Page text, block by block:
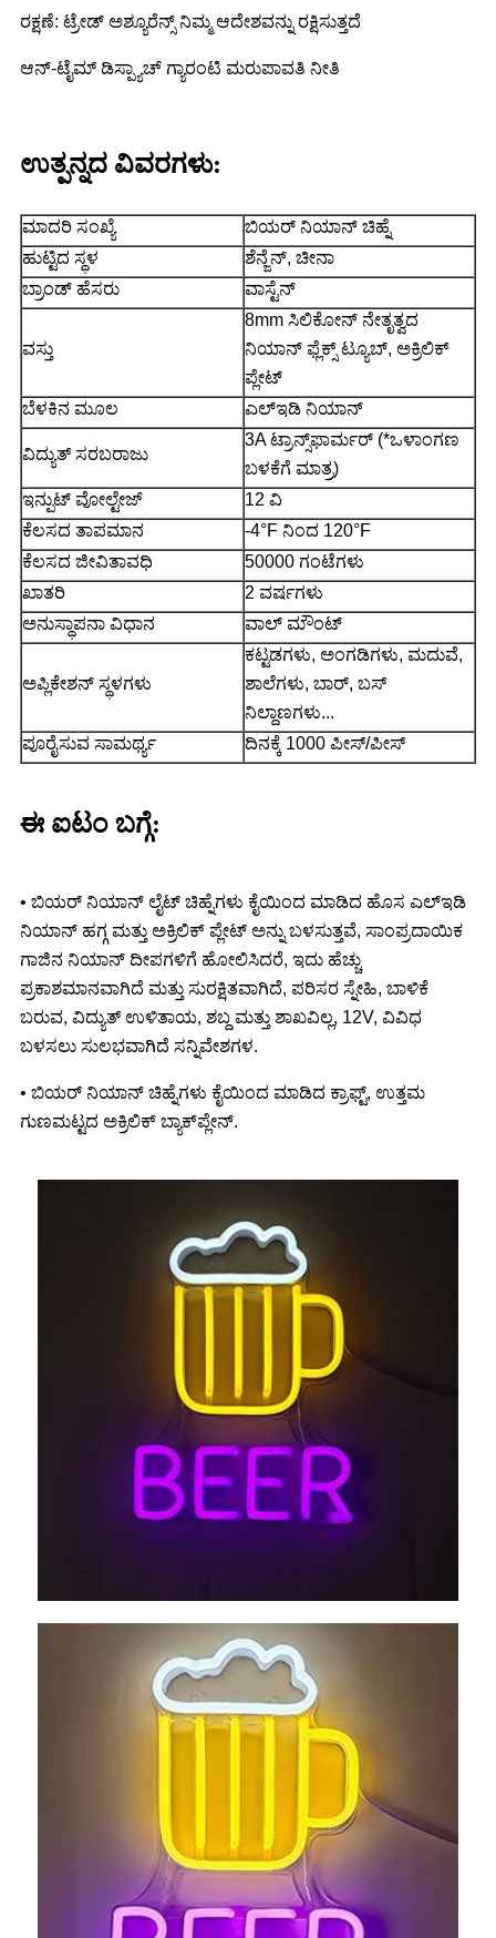
ರಕ್ಷಣೆ: ಟ್ರೇಡ್ ಅಶ್ಯೂರೆನ್ಸ್ ನಿಮ್ಮ ಆದೇಶವನ್ನು ರಕ್ಷಿಸುತ್ತದೆ
ಆನ್-ಟೈಮ್ ಡಿಸ್ಪ್ಯಾಚ್ ಗ್ಯಾರಂಟಿ ಮರುಪಾವತಿ ನೀತಿ
ಉತ್ಪನ್ನದ ವಿವರಗಳು:
ಮಾದರಿ ಸಂಖ್ಯೆ
ಬಿಯರ್ ನಿಯಾನ್ ಚಿಹ್ನೆ
ಹುಟ್ಟಿದ ಸ್ಥಳ
ಶೆನ್ಜೆನ್, ಚೀನಾ
ಬ್ರಾಂಡ್ ಹೆಸರು
ವಾಸ್ಟೆನ್
ವಸ್ತು
8mm ಸಿಲಿಕೋನ್ ನೇತೃತ್ವದ
ನಿಯಾನ್ ಫ್ಲೆಕ್ಸ್ ಟ್ಯೂಬ್, ಅಕ್ರಿಲಿಕ್
ಪ್ಲೇಟ್
ಬೆಳಕಿನ ಮೂಲ
ಎಲ್ಇಡಿ ನಿಯಾನ್
ವಿದ್ಯುತ್ ಸರಬರಾಜು
3A ಟ್ರಾನ್ಸ್‌ಫಾರ್ಮರ್ (*ಒಳಾಂಗಣ
ಬಳಕೆಗೆ ಮಾತ್ರ)
ಇನ್ಪುಟ್ ವೋಲ್ಟೇಜ್
12 ವಿ
ಕೆಲಸದ ತಾಪಮಾನ
-4°F ನಿಂದ 120°F
ಕೆಲಸದ ಜೀವಿತಾವಧಿ
50000 ಗಂಟೆಗಳು
ಖಾತರಿ
2 ವರ್ಷಗಳು
ಅನುಸ್ಥಾಪನಾ ವಿಧಾನ
ವಾಲ್ ಮೌಂಟ್
ಅಪ್ಲಿಕೇಶನ್ ಸ್ಥಳಗಳು
ಕಟ್ಟಡಗಳು, ಅಂಗಡಿಗಳು, ಮದುವೆ,
ಶಾಲೆಗಳು, ಬಾರ್, ಬಸ್
ನಿಲ್ದಾಣಗಳು...
ಪೂರೈಸುವ ಸಾಮರ್ಥ್ಯ
ದಿನಕ್ಕೆ 1000 ಪೀಸ್/ಪೀಸ್
ಈ ಐಟಂ ಬಗ್ಗೆ:
• ಬಿಯರ್ ನಿಯಾನ್ ಲೈಟ್ ಚಿಹ್ನೆಗಳು ಕೈಯಿಂದ ಮಾಡಿದ ಹೊಸ ಎಲ್ಇಡಿ
ನಿಯಾನ್ ಹಗ್ಗ ಮತ್ತು ಅಕ್ರಿಲಿಕ್ ಪ್ಲೇಟ್ ಅನ್ನು ಬಳಸುತ್ತವೆ, ಸಾಂಪ್ರದಾಯಿಕ
ಗಾಜಿನ ನಿಯಾನ್ ದೀಪಗಳಿಗೆ ಹೋಲಿಸಿದರೆ, ಇದು ಹೆಚ್ಚು
ಪ್ರಕಾಶಮಾನವಾಗಿದೆ ಮತ್ತು ಸುರಕ್ಷಿತವಾಗಿದೆ, ಪರಿಸರ ಸ್ನೇಹಿ, ಬಾಳಿಕೆ
ಬರುವ, ವಿದ್ಯುತ್ ಉಳಿತಾಯ, ಶಬ್ದ ಮತ್ತು ಶಾಖವಿಲ್ಲ, 12V, ವಿವಿಧ
ಬಳಸಲು ಸುಲಭವಾಗಿದೆ ಸನ್ನಿವೇಶಗಳ.
• ಬಿಯರ್ ನಿಯಾನ್ ಚಿಹ್ನೆಗಳು ಕೈಯಿಂದ ಮಾಡಿದ ಕ್ರಾಫ್ಟ್, ಉತ್ತಮ
ಗುಣಮಟ್ಟದ ಅಕ್ರಿಲಿಕ್ ಬ್ಯಾಕ್‌ಪ್ಲೇನ್.